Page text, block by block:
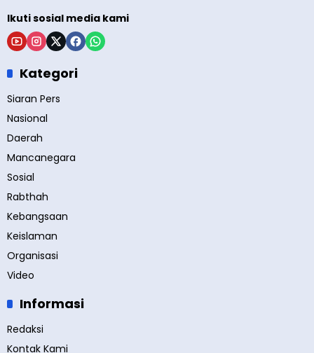
Ikuti sosial media kami
Kategori
Siaran Pers
Nasional
Daerah
Mancanegara
Sosial
Rabthah
Kebangsaan
Keislaman
Organisasi
Video
Informasi
Redaksi
Kontak Kami